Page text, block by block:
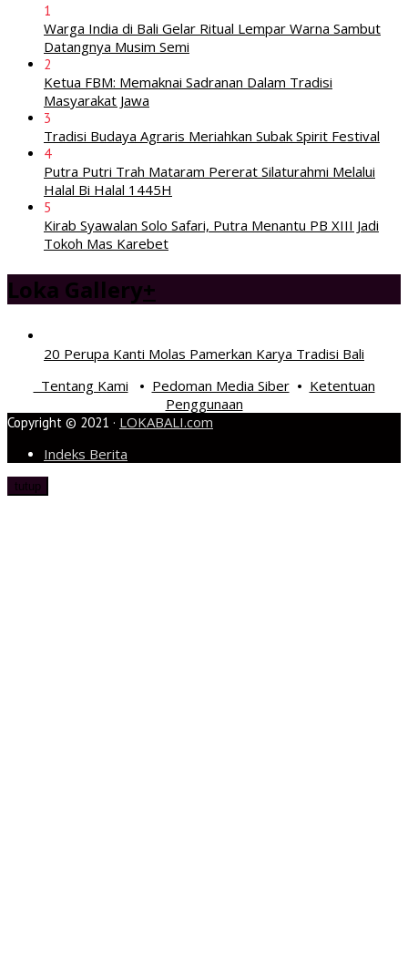
1
Warga India di Bali Gelar Ritual Lempar Warna Sambut
Datangnya Musim Semi
2
Ketua FBM: Memaknai Sadranan Dalam Tradisi
Masyarakat Jawa
3
Tradisi Budaya Agraris Meriahkan Subak Spirit Festival
4
Putra Putri Trah Mataram Pererat Silaturahmi Melalui
Halal Bi Halal 1445H
5
Kirab Syawalan Solo Safari, Putra Menantu PB XIII Jadi
Tokoh Mas Karebet
Loka Gallery+
20 Perupa Kanti Molas Pamerkan Karya Tradisi Bali
Tentang Kami • Pedoman Media Siber• Ketentuan
Penggunaan
Copyright © 2021 · LOKABALI.com
Indeks Berita
tutup